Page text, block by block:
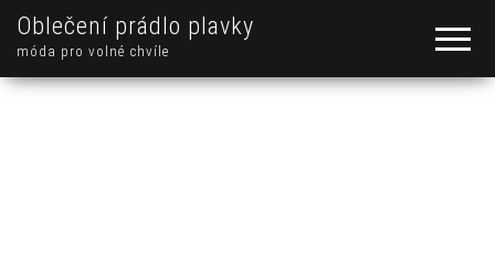
Oblečení prádlo plavky
móda pro volné chvíle